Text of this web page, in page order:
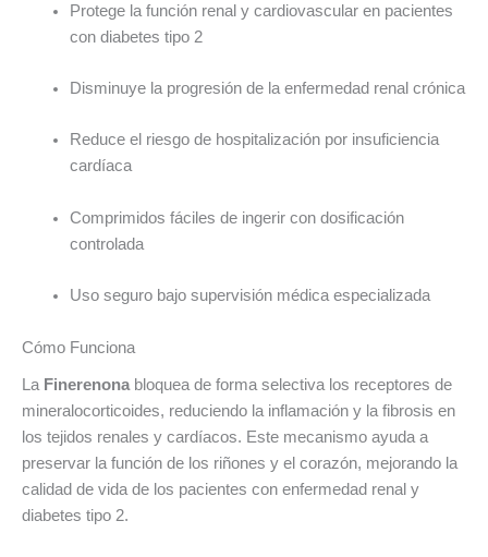
Protege la función renal y cardiovascular en pacientes
con diabetes tipo 2
Disminuye la progresión de la enfermedad renal crónica
Reduce el riesgo de hospitalización por insuficiencia
cardíaca
Comprimidos fáciles de ingerir con dosificación
controlada
Uso seguro bajo supervisión médica especializada
Cómo Funciona
La Finerenona bloquea de forma selectiva los receptores de
mineralocorticoides, reduciendo la inflamación y la fibrosis en
los tejidos renales y cardíacos. Este mecanismo ayuda a
preservar la función de los riñones y el corazón, mejorando la
calidad de vida de los pacientes con enfermedad renal y
diabetes tipo 2.